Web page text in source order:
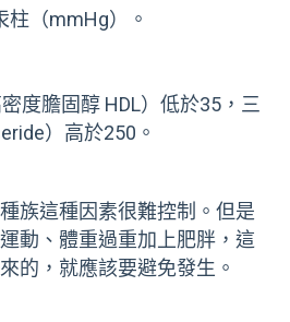
柱（mmHg）。
度膽固醇 HDL）低於35，三
）高於250。
族這種因素很難控制。但是
動、體重過重加上肥胖，這
的，就應該要避免發生。